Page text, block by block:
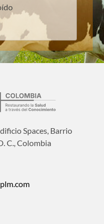
Spaces, Barrio
C., Colombia